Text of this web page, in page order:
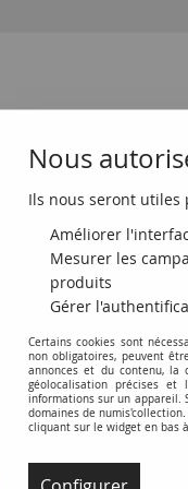
FRANÇAISES
- 1964 - P.76
Nous
Ils nous seront utiles
Améliorer
Mesurer les
produits
Gérer
Certains cookies sont
non obligatoires, peuvent
annonces et du contenu, la
géolocalisation précises
informations sur un appareil.
domaines de
cliquant sur le widget en bas